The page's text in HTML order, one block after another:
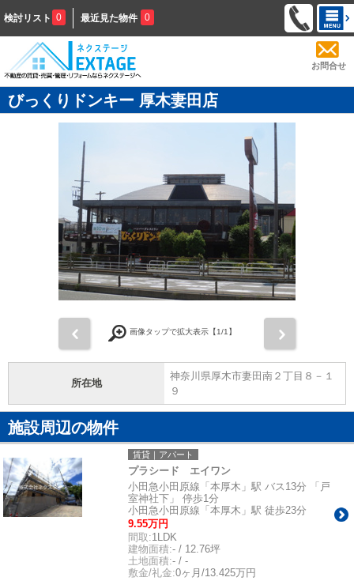
検討リスト 0 最近見た物件 0
お問合せ
びっくりドンキー 厚木妻田店
画像タップで拡大表示【1/1】
所在地
神奈川県厚木市妻田南２丁目８－１
９
施設周辺の物件
賃貸｜アパート
プラシード エイワン
小田急小田原線「本厚木」駅 バス13分 「戸
室神社下」 停歩1分
小田急小田原線「本厚木」駅 徒歩23分
9.55万円
間取:1LDK
建物面積:- / 12.76坪
土地面積:- / -
敷金/礼金:0ヶ月/13.425万円